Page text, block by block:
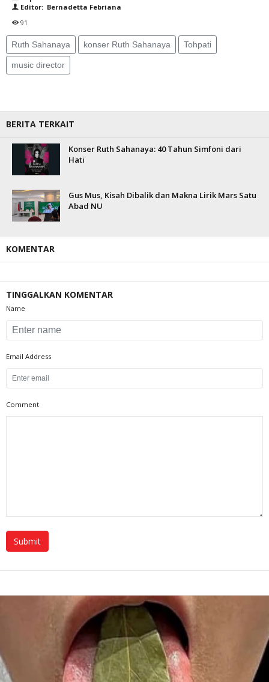
Editor: Bernadetta Febriana
91
Ruth Sahanaya konser Ruth Sahanaya Tohpati
music director
BERITA TERKAIT
Konser Ruth Sahanaya: 40 Tahun Simfoni dari
Hati
Gus Mus, Kisah Dibalik dan Makna Lirik Mars Satu
Abad NU
KOMENTAR
TINGGALKAN KOMENTAR
Name
Email Address
Comment